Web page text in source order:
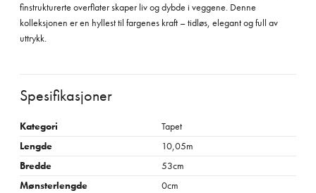
finstrukturerte overflater skaper liv og dybde i veggene. Denne
kolleksjonen er en hyllest til fargenes kraft – tidløs, elegant og full av
uttrykk.
Spesifikasjoner
Kategori
Tapet
Lengde
10,05m
Bredde
53cm
Mønsterlengde
0cm